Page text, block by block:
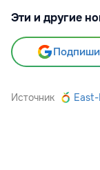
Эти и другие
Источник